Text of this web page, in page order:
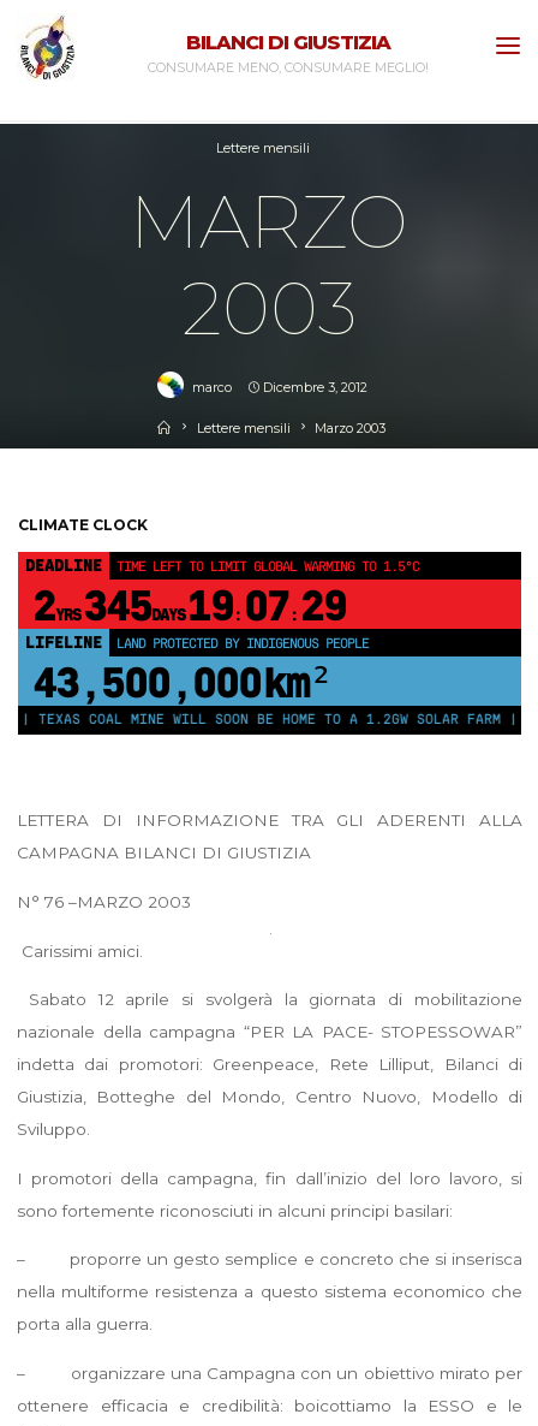
content
BILANCI DI GIUSTIZIA
CONSUMARE MENO, CONSUMARE MEGLIO!
Lettere mensili
MARZO
2003
marco Dicembre 3, 2012
HomeLettere mensili Marzo 2003
CLIMATE CLOCK
DEADLINE TIME LEFT TO LIMIT GLOBAL WARMING TO 1.5°C
2YRS 345DAYS 19: 07 : 28
LIFELINE LAND PROTECTED BY INDIGENOUS PEOPLE
43,500,000km²
COAL MINE WILL SOON BE HOME TO A 1.2GW SOLAR FARM | CHINA
LETTERA DI INFORMAZIONE TRA GLI ADERENTI ALLA
CAMPAGNA BILANCI DI GIUSTIZIA
N° 76 –MARZO 2003
Carissimi amici.
Sabato 12 aprile si svolgerà la giornata di mobilitazione
nazionale della campagna “PER LA PACE- STOPESSOWAR”
indetta dai promotori: Greenpeace, Rete Lilliput, Bilanci di
Giustizia, Botteghe del Mondo, Centro Nuovo, Modello di
Sviluppo.
I promotori della campagna, fin dall’inizio del loro lavoro, si
sono fortemente riconosciuti in alcuni principi basilari:
– proporre un gesto semplice e concreto che si inserisca
nella multiforme resistenza a questo sistema economico che
porta alla guerra.
– organizzare una Campagna con un obiettivo mirato per
ottenere efficacia e credibilità: boicottiamo la ESSO e le